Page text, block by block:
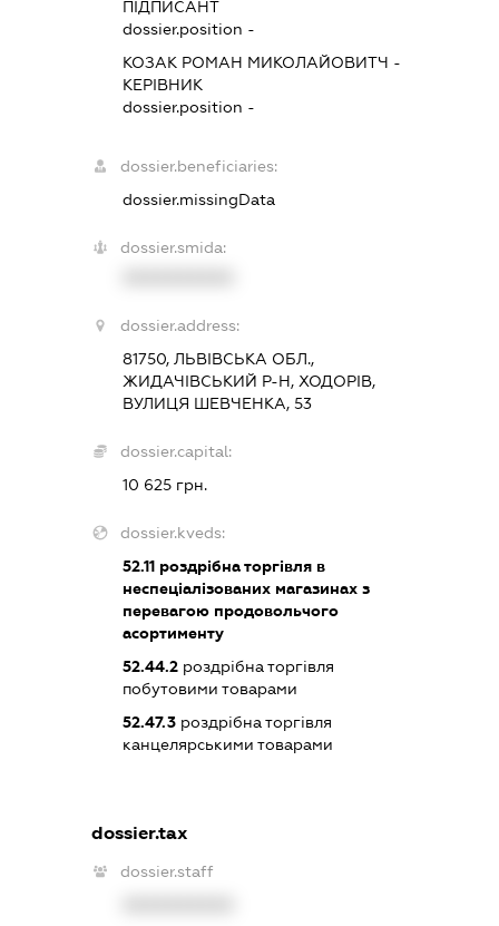
ПІДПИСАНТ
dossier.position -
КОЗАК РОМАН МИКОЛАЙОВИТЧ -
КЕРІВНИК
dossier.position -
dossier.beneficiaries:
dossier.missingData
dossier.smida:
dossier.address:
81750, ЛЬВІВСЬКА ОБЛ.,
ЖИДАЧІВСЬКИЙ Р-Н, ХОДОРІВ,
ВУЛИЦЯ ШЕВЧЕНКА, 53
dossier.capital:
10 625 грн.
dossier.kveds:
52.11роздрібна торгівля в
неспеціалізованих магазинах з
перевагою продовольчого
асортименту
52.44.2роздрібна торгівля
побутовими товарами
52.47.3роздрібна торгівля
канцелярськими товарами
dossier.tax
dossier.staff